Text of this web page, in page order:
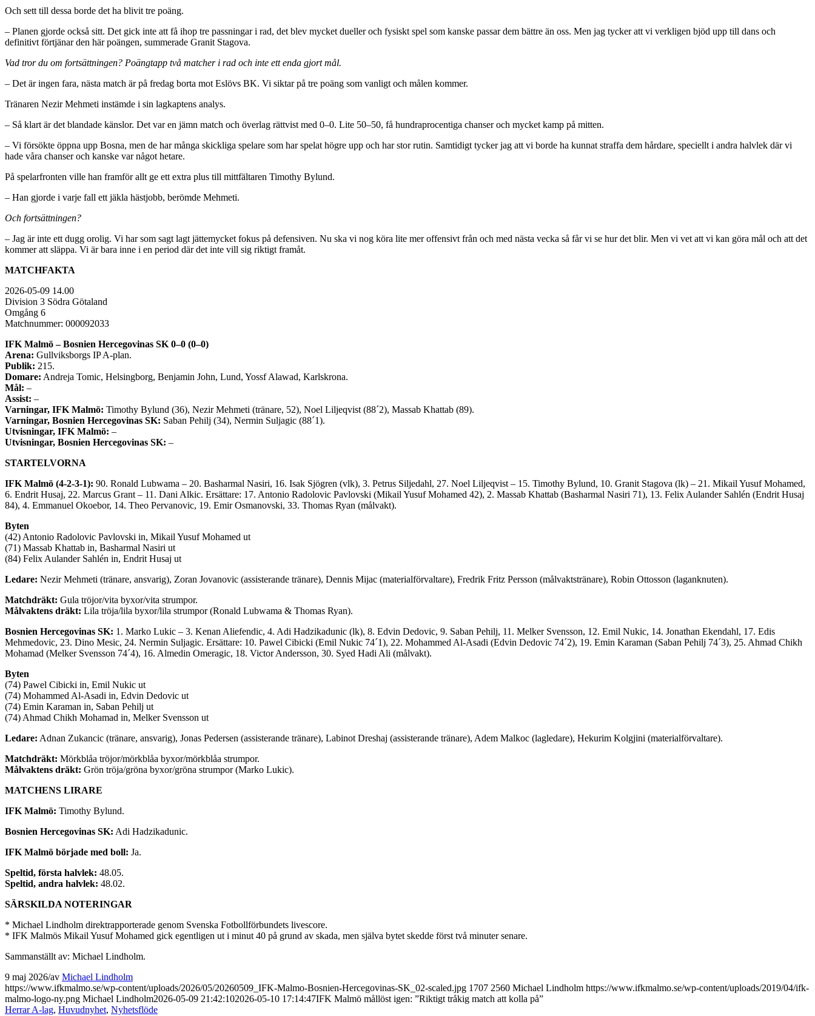
Och sett till dessa borde det ha blivit tre poäng.
– Planen gjorde också sitt. Det gick inte att få ihop tre passningar i rad, det blev mycket dueller och fysiskt spel som kanske passar dem bättre än oss. Men jag tycker att vi verkligen bjöd upp till dans och
definitivt förtjänar den här poängen, summerade Granit Stagova.
Vad tror du om fortsättningen? Poängtapp två matcher i rad och inte ett enda gjort mål.
– Det är ingen fara, nästa match är på fredag borta mot Eslövs BK. Vi siktar på tre poäng som vanligt och målen kommer.
Tränaren Nezir Mehmeti instämde i sin lagkaptens analys.
– Så klart är det blandade känslor. Det var en jämn match och överlag rättvist med 0–0. Lite 50–50, få hundraprocentiga chanser och mycket kamp på mitten.
– Vi försökte öppna upp Bosna, men de har många skickliga spelare som har spelat högre upp och har stor rutin. Samtidigt tycker jag att vi borde ha kunnat straffa dem hårdare, speciellt i andra halvlek där vi
hade våra chanser och kanske var något hetare.
På spelarfronten ville han framför allt ge ett extra plus till mittfältaren Timothy Bylund.
– Han gjorde i varje fall ett jäkla hästjobb, berömde Mehmeti.
Och fortsättningen?
– Jag är inte ett dugg orolig. Vi har som sagt lagt jättemycket fokus på defensiven. Nu ska vi nog köra lite mer offensivt från och med nästa vecka så får vi se hur det blir. Men vi vet att vi kan göra mål och att det
kommer att släppa. Vi är bara inne i en period där det inte vill sig riktigt framåt.
MATCHFAKTA
2026-05-09 14.00
Division 3 Södra Götaland
Omgång 6
Matchnummer: 000092033
IFK Malmö – Bosnien Hercegovinas SK 0–0 (0–0)
Arena: Gullviksborgs IP A-plan.
Publik: 215.
Domare: Andreja Tomic, Helsingborg, Benjamin John, Lund, Yossf Alawad, Karlskrona.
Mål: –
Assist: –
Varningar, IFK Malmö: Timothy Bylund (36), Nezir Mehmeti (tränare, 52), Noel Liljeqvist (88´2), Massab Khattab (89).
Varningar, Bosnien Hercegovinas SK: Saban Pehilj (34), Nermin Suljagic (88´1).
Utvisningar, IFK Malmö: –
Utvisningar, Bosnien Hercegovinas SK: –
STARTELVORNA
IFK Malmö (4-2-3-1): 90. Ronald Lubwama – 20. Basharmal Nasiri, 16. Isak Sjögren (vlk), 3. Petrus Siljedahl, 27. Noel Liljeqvist – 15. Timothy Bylund, 10. Granit Stagova (lk) – 21. Mikail Yusuf Mohamed,
6. Endrit Husaj, 22. Marcus Grant – 11. Dani Alkic. Ersättare: 17. Antonio Radolovic Pavlovski (Mikail Yusuf Mohamed 42), 2. Massab Khattab (Basharmal Nasiri 71), 13. Felix Aulander Sahlén (Endrit Husaj
84), 4. Emmanuel Okoebor, 14. Theo Pervanovic, 19. Emir Osmanovski, 33. Thomas Ryan (målvakt).
Byten
(42) Antonio Radolovic Pavlovski in, Mikail Yusuf Mohamed ut
(71) Massab Khattab in, Basharmal Nasiri ut
(84) Felix Aulander Sahlén in, Endrit Husaj ut
Ledare: Nezir Mehmeti (tränare, ansvarig), Zoran Jovanovic (assisterande tränare), Dennis Mijac (materialförvaltare), Fredrik Fritz Persson (målvaktstränare), Robin Ottosson (laganknuten).
Matchdräkt: Gula tröjor/vita byxor/vita strumpor.
Målvaktens dräkt: Lila tröja/lila byxor/lila strumpor (Ronald Lubwama & Thomas Ryan).
Bosnien Hercegovinas SK: 1. Marko Lukic – 3. Kenan Aliefendic, 4. Adi Hadzikadunic (lk), 8. Edvin Dedovic, 9. Saban Pehilj, 11. Melker Svensson, 12. Emil Nukic, 14. Jonathan Ekendahl, 17. Edis
Mehmedovic, 23. Dino Mesic, 24. Nermin Suljagic. Ersättare: 10. Pawel Cibicki (Emil Nukic 74´1), 22. Mohammed Al-Asadi (Edvin Dedovic 74´2), 19. Emin Karaman (Saban Pehilj 74´3), 25. Ahmad Chikh
Mohamad (Melker Svensson 74´4), 16. Almedin Omeragic, 18. Victor Andersson, 30. Syed Hadi Ali (målvakt).
Byten
(74) Pawel Cibicki in, Emil Nukic ut
(74) Mohammed Al-Asadi in, Edvin Dedovic ut
(74) Emin Karaman in, Saban Pehilj ut
(74) Ahmad Chikh Mohamad in, Melker Svensson ut
Ledare: Adnan Zukancic (tränare, ansvarig), Jonas Pedersen (assisterande tränare), Labinot Dreshaj (assisterande tränare), Adem Malkoc (lagledare), Hekurim Kolgjini (materialförvaltare).
Matchdräkt: Mörkblåa tröjor/mörkblåa byxor/mörkblåa strumpor.
Målvaktens dräkt: Grön tröja/gröna byxor/gröna strumpor (Marko Lukic).
MATCHENS LIRARE
IFK Malmö: Timothy Bylund.
Bosnien Hercegovinas SK: Adi Hadzikadunic.
IFK Malmö började med boll: Ja.
Speltid, första halvlek: 48.05.
Speltid, andra halvlek: 48.02.
SÄRSKILDA NOTERINGAR
* Michael Lindholm direktrapporterade genom Svenska Fotbollförbundets livescore.
* IFK Malmös Mikail Yusuf Mohamed gick egentligen ut i minut 40 på grund av skada, men själva bytet skedde först två minuter senare.
Sammanställt av: Michael Lindholm.
9 maj 2026/av Michael Lindholm
https://www.ifkmalmo.se/wp-content/uploads/2026/05/20260509_IFK-Malmo-Bosnien-Hercegovinas-SK_02-scaled.jpg 1707 2560 Michael Lindholm https://www.ifkmalmo.se/wp-content/uploads/2019/04/ifk-
malmo-logo-ny.png Michael Lindholm2026-05-09 21:42:102026-05-10 17:14:47IFK Malmö mållöst igen: ”Riktigt tråkig match att kolla på”
Herrar A-lag, Huvudnyhet, Nyhetsflöde